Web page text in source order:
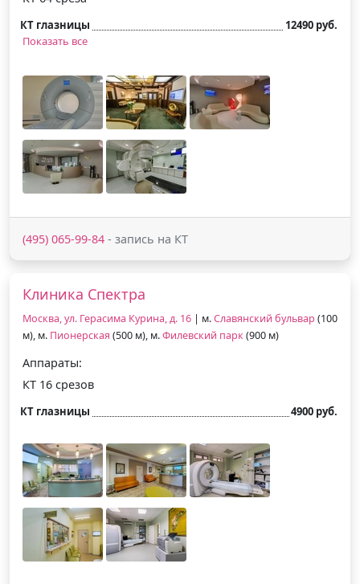
КТ глазницы
12490 руб.
Показать все
(495) 065-99-84 - запись на КТ
Клиника Спектра
Москва, ул. Герасима Курина, д. 16 | м.Славянский бульвар (100
м), м. Пионерская (500 м), м.Филевский парк(900 м)
Аппараты:
КТ 16 срезов
КТ глазницы 4900 руб.